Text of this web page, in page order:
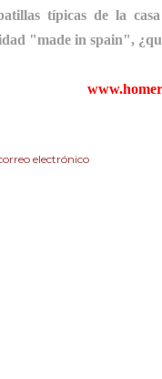
típicas de la
"made in spain",
electrónico